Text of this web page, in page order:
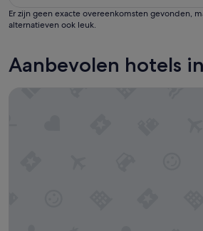
Er zijn geen exacte overeenkomsten gevonden,
alternatieven ook leuk.
Aanbevolen hotels